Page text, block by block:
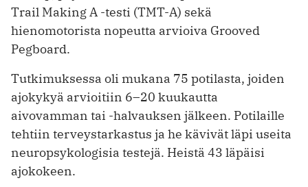
Trail Making A -testi (TMT-A) sekä
hienomotorista nopeutta arvioiva Grooved
Pegboard.
Tutkimuksessa oli mukana 75 potilasta, joiden
ajokykyä arvioitiin 6–20 kuukautta
aivovamman tai -halvauksen jälkeen. Potilaille
tehtiin terveystarkastus ja he kävivät läpi useita
neuropsykologisia testejä. Heistä 43 läpäisi
ajokokeen.